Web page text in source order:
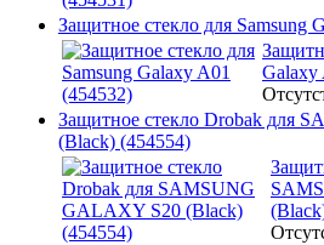
Защитное стекло для Samsung
Galaxy
Защитное стекло Drobak для
(Black) (454554)